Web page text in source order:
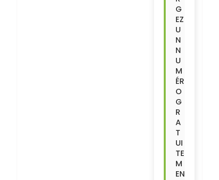
G
EZ
U
N
N
U
M
ÉR
O
G
R
A
T
UI
TE
M
EN